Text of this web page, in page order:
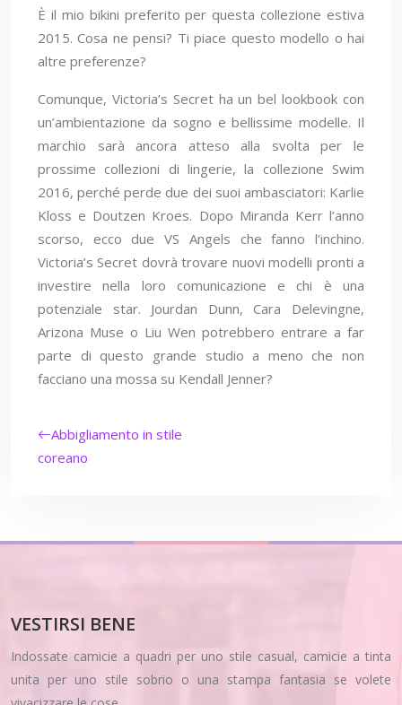
È il mio bikini preferito per questa collezione estiva
2015. Cosa ne pensi? Ti piace questo modello o hai
altre preferenze?
Comunque, Victoria’s Secret ha un bel lookbook con
un’ambientazione da sogno e bellissime modelle. Il
marchio sarà ancora atteso alla svolta per le
prossime collezioni di lingerie, la collezione Swim
2016, perché perde due dei suoi ambasciatori: Karlie
Kloss e Doutzen Kroes. Dopo Miranda Kerr l’anno
scorso, ecco due VS Angels che fanno l’inchino.
Victoria’s Secret dovrà trovare nuovi modelli pronti a
investire nella loro comunicazione e chi è una
potenziale star. Jourdan Dunn, Cara Delevingne,
Arizona Muse o Liu Wen potrebbero entrare a far
parte di questo grande studio a meno che non
facciano una mossa su Kendall Jenner?
Abbigliamento in stile
coreano
VESTIRSI BENE
Indossate camicie a quadri per uno stile casual, camicie a tinta
unita per uno stile sobrio o una stampa fantasia se volete